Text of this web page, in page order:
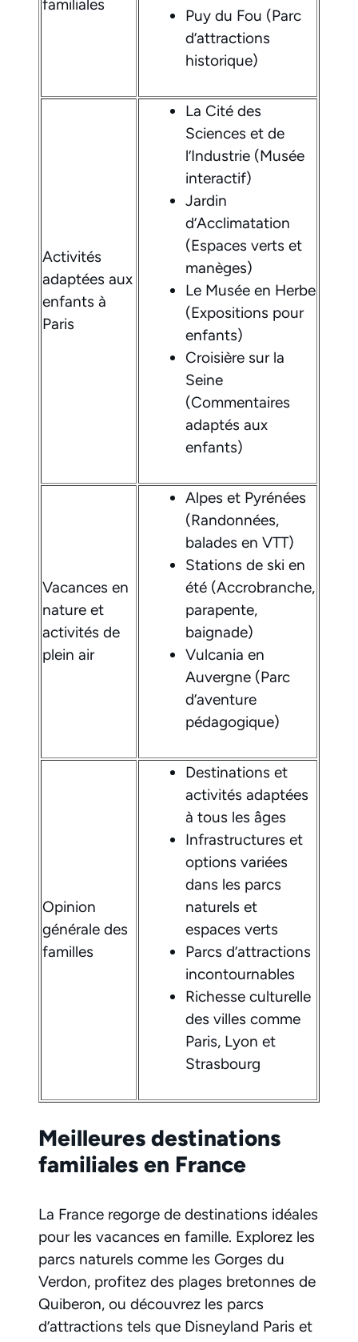
familiales
Puy du Fou (Parc
d’attractions
historique)
Activités
adaptées aux
enfants à
Paris
La Cité des
Sciences et de
l’Industrie (Musée
interactif)
Jardin
d’Acclimatation
(Espaces verts et
manèges)
Le Musée en Herbe
(Expositions pour
enfants)
Croisière sur la
Seine
(Commentaires
adaptés aux
enfants)
Vacances en
nature et
activités de
plein air
Alpes et Pyrénées
(Randonnées,
balades en VTT)
Stations de ski en
été (Accrobranche,
parapente,
baignade)
Vulcania en
Auvergne (Parc
d’aventure
pédagogique)
Opinion
générale des
familles
Destinations et
activités adaptées
à tous les âges
Infrastructures et
options variées
dans les parcs
naturels et
espaces verts
Parcs d’attractions
incontournables
Richesse culturelle
des villes comme
Paris, Lyon et
Strasbourg
Meilleures destinations
familiales en France
La France regorge de destinations idéales
pour les vacances en famille. Explorez les
parcs naturels comme les Gorges du
Verdon, profitez des plages bretonnes de
Quiberon, ou découvrez les parcs
d’attractions tels que Disneyland Paris et